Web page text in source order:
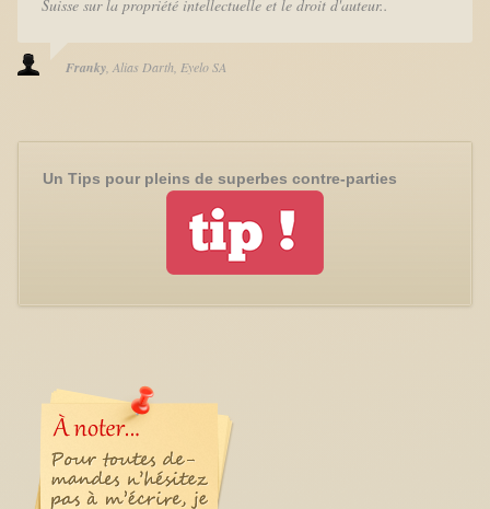
Suisse sur la propriété intellectuelle et le droit d'auteur..
Franky Alias Darth Eyelo SA
Un Tips pour pleins de superbes contre-parties